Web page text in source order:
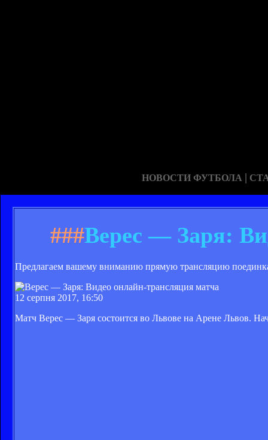
НОВОСТИ ФУТБОЛА |
###Верес — Заря:
Предлагаем вашему вниманию прямую трансляцию
12 серпня 2017, 16:50
Матч Верес — Заря состоится во Львове на Арене Львов.